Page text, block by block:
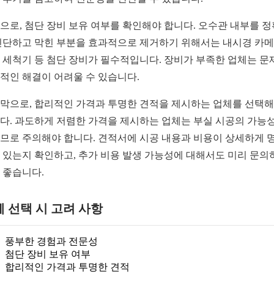
로, 첨단 장비 보유 여부를 확인해야 합니다. 오수관 내부를 정
단하고 막힌 부분을 효과적으로 제거하기 위해서는 내시경 카
세척기 등 첨단 장비가 필수적입니다. 장비가 부족한 업체는 문
인 해결이 어려울 수 있습니다.
으로, 합리적인 가격과 투명한 견적을 제시하는 업체를 선택
. 과도하게 저렴한 가격을 제시하는 업체는 부실 시공의 가능
로 주의해야 합니다. 견적서에 시공 내용과 비용이 상세하게
있는지 확인하고, 추가 비용 발생 가능성에 대해서도 미리 문의
좋습니다.
선택 시 고려 사항
풍부한 경험과 전문성
첨단 장비 보유 여부
합리적인 가격과 투명한 견적